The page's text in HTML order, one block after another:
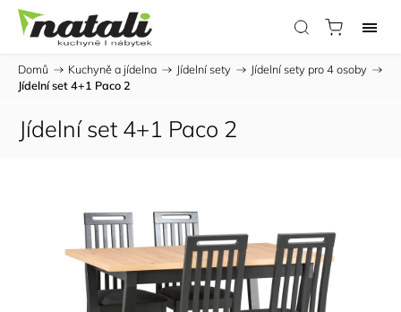
Domů / Kuchyně a jídelna / Jídelní sety / Jídelní sety pro 4 osoby /
Jídelní set 4+1 Paco 2
Jídelní set 4+1 Paco 2